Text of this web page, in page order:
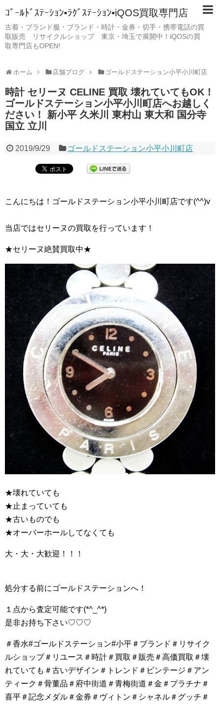
ｺﾞｰﾙﾄﾞｽﾃｰｼｮﾝ•ﾗｸﾞｽﾃｰｼｮﾝ•iQOS買取専門店
古着・ブランド服・ブランド・時計・金券・切手・携帯電話の買
取販売 リサイクルショップ 東京・埼玉で展開中！iQOSの買
取専門店もOPEN!
ホーム 店舗ブログ ゴールドステーション小平小川町店
時計 セリーヌ CELINE 買取 壊れていてもOK！
ゴールドステーション小平小川町店へお越しく
ださい！ 新小平 久米川 東村山 東大和 国分寺
国立 立川
2019/9/29 ゴールドステーション小平小川町店
こんにちは！ゴールドステーション小平小川町店です(^^)v
当店ではセリーヌの買取を行っています！
★セリーヌ絶賛買取中★
★壊れていても
★止まっていても
★古いものでも
★オーバーホールしてなくても
大・大・大歓迎！！！
処分する前にゴールドステーションへ！
１点から査定可能です(*^_^*)
是非お持ち下さい♡♡♡
＃香水#ゴールドステーション#小平＃ブランド＃リサイク
ルショップ＃リユース＃時計＃買取＃販売＃高価買取＃壊
れていても＃古いデザイン＃トレンド＃ビンテージ＃アン
ティーク＃骨董品＃府中街道＃青梅街道＃金＃プラチナ＃
喜平＃記念メダル＃金券＃ヴィトン＃シャネル＃グッチ＃